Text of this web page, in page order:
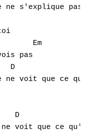
ne s'explique pas
Em
pas
D
ne voit que ce qu'il
D                   C
ne voit que ce qu'il n'a